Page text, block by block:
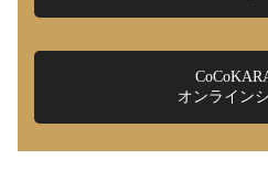
オンライン